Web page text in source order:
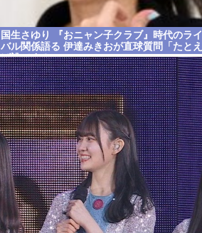
国生さゆり 『おニャン子クラブ』時代のライ
バル関係語る 伊達みきおが直球質問「たとえ
ば誰です？」